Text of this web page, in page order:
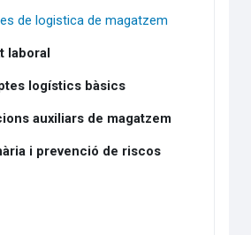
de logistica de magatzem
laboral
logístics bàsics
auxiliars de magatzem
i prevenció de riscos